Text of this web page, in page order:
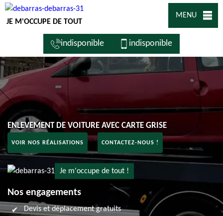
JE M'OCCUPE DE TOUT
MENU
indisponible indisponible
ENLEVEMENT DE VOITURE AVEC CARTE GRISE
VOIR NOS RÉALISATIONS CONTACTEZ-NOUS !
Je m'occupe de tout !
Nos engagements
Devis et déplacement gratuits